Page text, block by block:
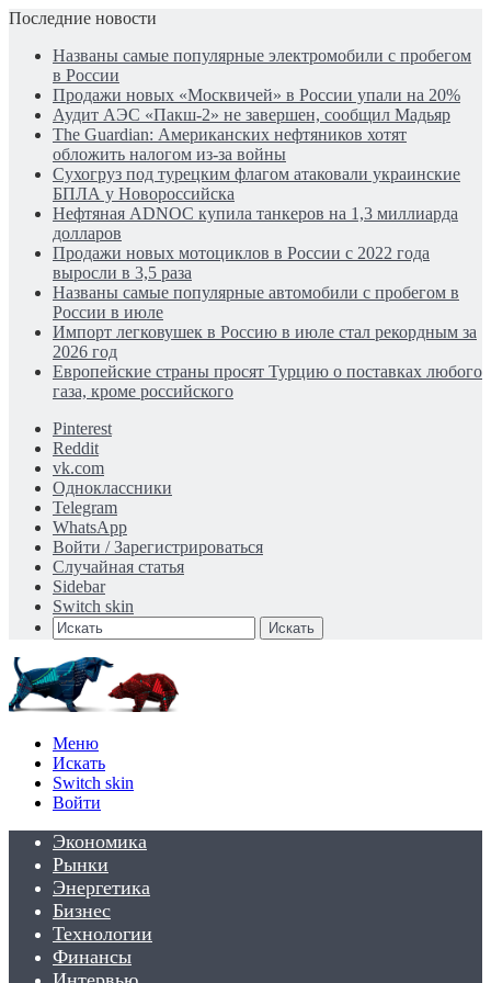
Последние новости
Названы самые популярные электромобили с пробегом
в России
Продажи новых «Москвичей» в России упали на 20%
Аудит АЭС «Пакш-2» не завершен, сообщил Мадьяр
The Guardian: Американских нефтяников хотят
обложить налогом из-за войны
Сухогруз под турецким флагом атаковали украинские
БПЛА у Новороссийска
Нефтяная ADNOC купила танкеров на 1,3 миллиарда
долларов
Продажи новых мотоциклов в России с 2022 года
выросли в 3,5 раза
Названы самые популярные автомобили с пробегом в
России в июле
Импорт легковушек в Россию в июле стал рекордным за
2026 год
Европейские страны просят Турцию о поставках любого
газа, кроме российского
Pinterest
Reddit
vk.com
Одноклассники
Telegram
WhatsApp
Войти / Зарегистрироваться
Случайная статья
Sidebar
Switch skin
Искать
Меню
Искать
Switch skin
Войти
Экономика
Рынки
Энергетика
Бизнес
Технологии
Финансы